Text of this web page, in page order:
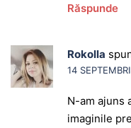
Răspunde
Rokolla
14
N-am ajuns
imaginile